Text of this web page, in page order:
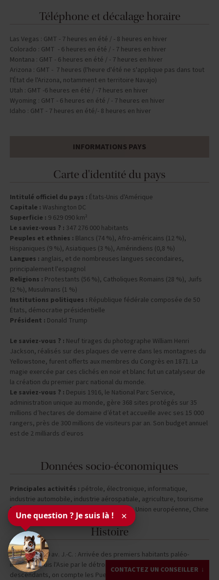
Téléphone et décalage horaire
Las Vegas : GMT - 7 heures en été / - 8 heures en hiver
Colorado : GMT - 6 heures en été / - 7 heures en hiver
Montana : GMT - 6 heures en été / - 7 heures en hiver
Arizona : GMT - 7 heures (l'heure d'été ne s'applique pas dans tout
l'État de l'Arizona, notamment en territoire Navajo)
Utah : GMT -6 heures en été / -7 heures en hiver
Wyoming : GMT - 6 heures en été / - 7 heures en hiver
Idaho : GMT - 7 heures en été/- 8 heures en hiver
INFORMATIONS PAYS
Carte d'identité du pays
Intitulé officiel du pays : États-Unis d'Amérique
Capitale : Washington DC
Superficie : 9 629 090 km²
Le saviez-vous ? : 347 276 000 habitants
Peuples et ethnies : Blancs (74 %), Afro-américains (12 %),
Hispaniques (9 %), Asiatiques (3 %), Amérindiens (0,8 %)
Langues : anglais, et de nombreuses langues secondaires,
principalement l'espagnol
Religions : Protestants (56 %), Catholiques Romains (28 %), Juifs
(2 %), Musulmans (1 %)
Institutions politiques : République fédérale composée de 50
États, démocratie présidentielle
Président : Donald Trump
Le saviez-vous ? : Neuf tirages du photographe William Henri
Jackson, réalisés sur des plaques de verre dans les montagnes du
Yellowstone, furent offerts aux membres du Congrès en 1871. La
magie exercée par ces clichés en noir et blanc fut un catalyseur de
la création du premier parc national du monde.
Le saviez-vous ? : Depuis 1916, le National Parc Service,
administration unique au monde, gère 368 sites protégés sur 35
millions d’hectares de domaine d’état et accueille avec ses 15 000
rangers, près de 300 millions de visiteurs par an. Son budget annuel
est de 2 milliards d’euros
Données socio-économiques
Principales activités : pétrole, électronique, informatique,
industrie automobile, industrie aérospatiale, agriculture, tourisme
Principaux partenaires :
Canada, Japon, Union européenne, Chine
Histoire
Environ 20000 av. J.-C. : Arrivée des premiers habitants paléo-
indiens depuis l'Asie par le détroit de Bering. Parmi leurs
descendants, on compte les Pueblos (New Mexico), les Apaches
CONTACTEZ UN CONSEILLER
Une question ? Je suis là ! ×